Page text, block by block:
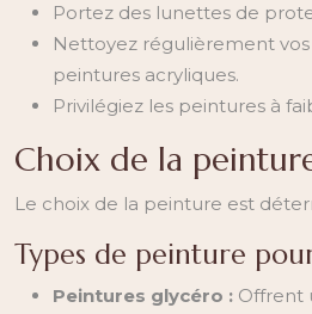
Portez des lunettes de
Nettoyez régulièrement
peintures acryliques.
Privilégiez les peintures à
Choix de la
Le choix de la peinture est
Types de peinture
Peintures glycéro : Offrent